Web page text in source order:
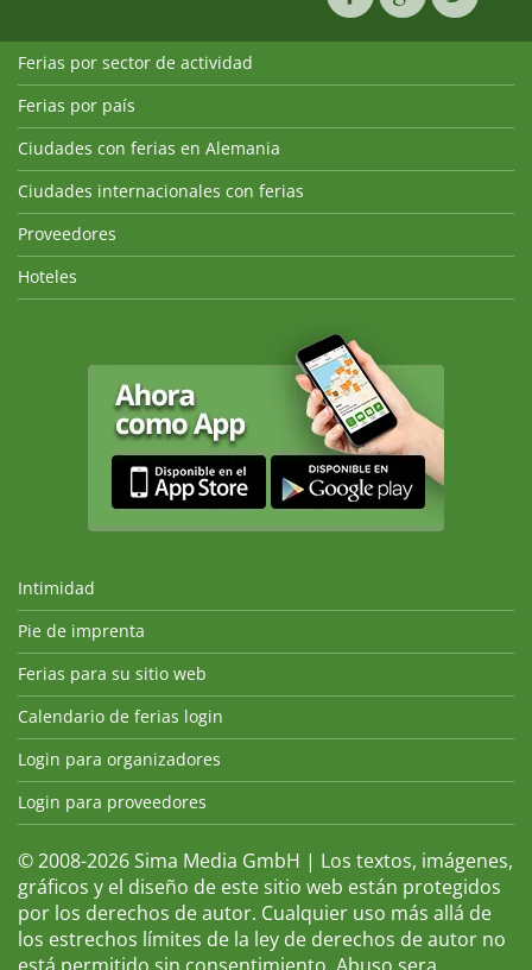
Ferias por sector de actividad
Ferias por país
Ciudades con ferias en Alemania
Ciudades internacionales con ferias
Proveedores
Hoteles
Intimidad
Pie de imprenta
Ferias para su sitio web
Calendario de ferias login
Login para organizadores
Login para proveedores
© 2008-2026 Sima Media GmbH | Los textos, imágenes,
gráficos y el diseño de este sitio web están protegidos
por los derechos de autor. Cualquier uso más allá de
los estrechos límites de la ley de derechos de autor no